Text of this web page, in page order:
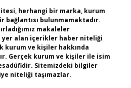
herhangi bir marka, kurum
bağlantısı bulunmamaktadır.
makaleler
yer alan içerikler haber niteliği
kurum ve kişiler hakkında
Gerçek kurum ve kişiler ile isim
Sitemizdeki bilgiler
niteliği taşımazlar.